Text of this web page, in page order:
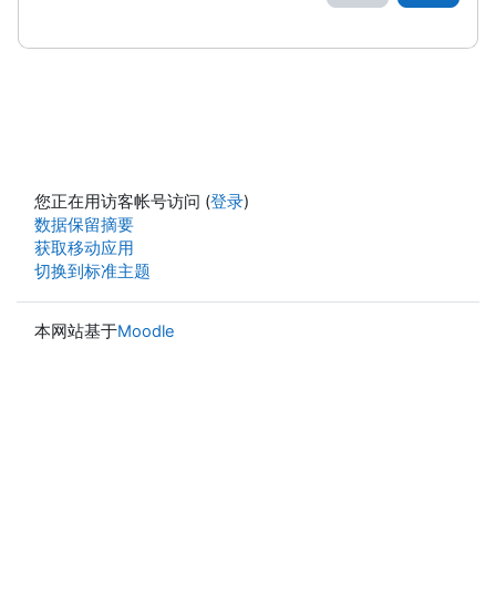
您正在用访客帐号访问 (登录)
‎数据保留摘要‎
获取移动应用
切换到标准主题
本网站基于Moodle